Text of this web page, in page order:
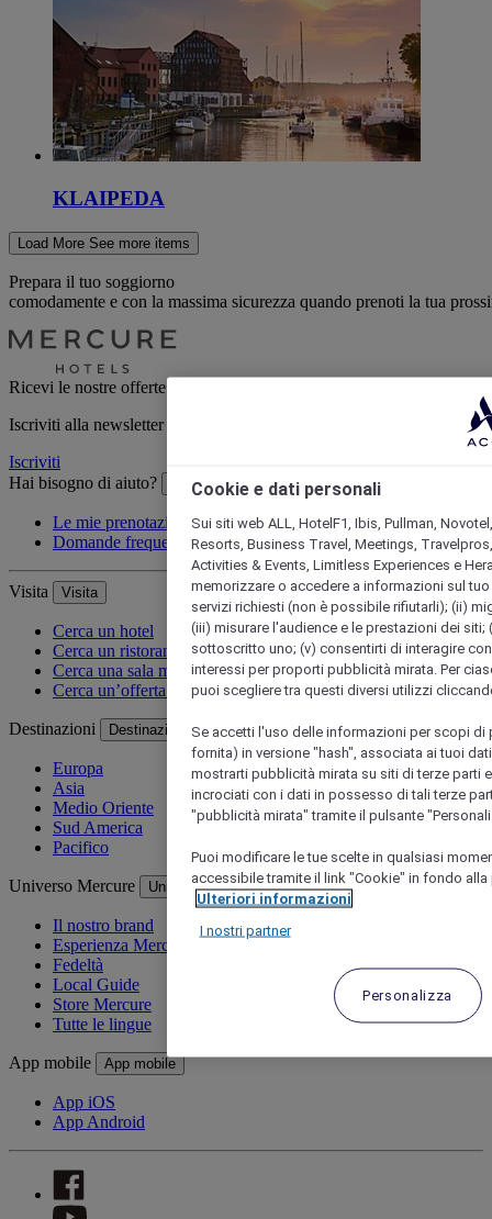
KLAIPEDA
Load More See more items
Prepara il tuo soggiorno
comodamente e con la massima sicurezza quando prenoti la tua
Ricevi le nostre offerte esclusive
Iscriviti alla newsletter per ricevere le nostre ultime offerte
Iscriviti
Hai bisogno di aiuto?
Hai bisogno di aiuto?
Le mie prenotazioni
Domande frequenti
Visita Visita
Cerca un hotel
Cerca un ristorante
Cerca una sala meeting
Cerca un’offerta speciale
Destinazioni Destinazioni
Europa
Asia
Medio Oriente
Sud America
Pacifico
Universo Mercure Universo Mercure
Il nostro brand
Esperienza Mercure
Fedeltà
Local Guide
Store Mercure
Tutte le lingue
App mobile App mobile
App iOS
App Android
Cookie e dati personali
Sui siti web ALL, HotelF1, Ibis, Pullman,
Resorts, Business Travel, Meetings,
Activities & Events, Limitless Experiences e
memorizzare o accedere a informazioni sul
servizi richiesti (non è possibile rifiutarli); (ii)
(iii) misurare l'audience e le prestazioni dei
sottoscritto uno; (v) consentirti di interagire
interessi per proporti pubblicità mirata. Per
puoi scegliere tra questi diversi utilizzi
Se accetti l'uso delle informazioni per scopi di
fornita) in versione "hash", associata ai tuoi
mostrarti pubblicità mirata su siti di terze parti
incrociati con i dati in possesso di tali terze
"pubblicità mirata" tramite il pulsante
Puoi modificare le tue scelte in qualsiasi
accessibile tramite il link "Cookie" in fondo alla
Ulteriori informazioni
I nostri partner
Personalizza